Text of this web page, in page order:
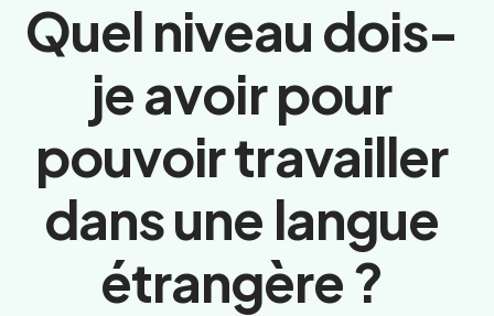
Quel niveau dois-
je avoir pour
pouvoir travailler
dans une langue
étrangère ?